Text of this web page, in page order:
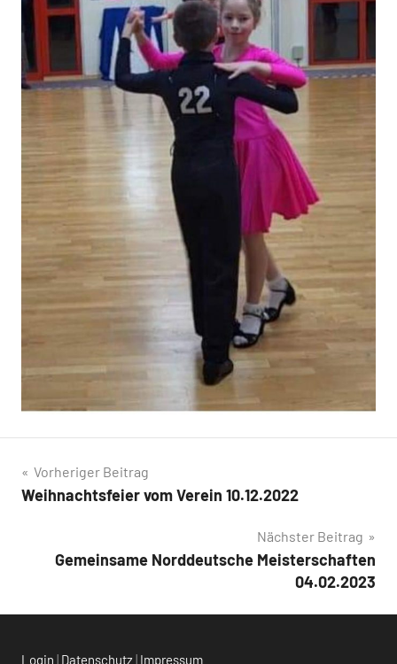
Beitragsnavigation
Vorheriger Beitrag
Weihnachtsfeier vom Verein 10.12.2022
Nächster Beitrag
Gemeinsame Norddeutsche Meisterschaften
04.02.2023
Login Datenschutz Impressum